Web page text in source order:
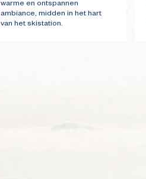
warme en ontspannen
ambiance, midden in het hart
van het skistation.